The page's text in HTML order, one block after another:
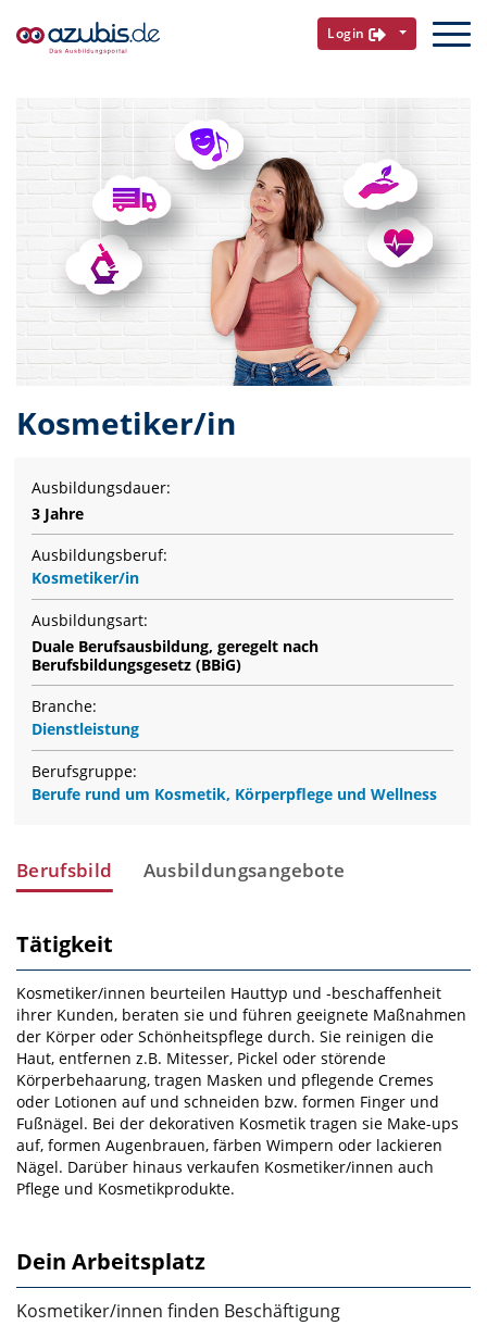
Login
Kosmetiker/in
Ausbildungsdauer:
3 Jahre
Ausbildungsberuf:
Kosmetiker/in
Ausbildungsart:
Duale Berufsausbildung, geregelt nach
Berufsbildungsgesetz (BBiG)
Branche:
Dienstleistung
Berufsgruppe:
Berufe rund um Kosmetik, Körperpflege und Wellness
Berufsbild Ausbildungsangebote
Tätigkeit
Kosmetiker/innen beurteilen Hauttyp und ‑beschaffenheit
ihrer Kunden, beraten sie und führen geeig­nete Maßnahmen
der Körper­ oder Schönheitspflege durch. Sie reinigen die
Haut, entfernen z.B. Mit­esser, Pickel oder störende
Körperbehaarung, tragen Masken und pflegende Cremes
oder Lotionen auf und schneiden bzw. formen Finger­ und
Fußnägel. Bei der dekorativen Kosmetik tragen sie Make­-ups
auf, formen Augenbrauen, färben Wimpern oder lackieren
Nägel. Darüber hinaus verkaufen Kos­metiker/innen auch
Pflege­ und Kosmetikprodukte.
Dein Arbeitsplatz
Kosmetiker/innen finden Beschäftigung